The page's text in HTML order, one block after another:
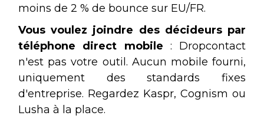
moins de 2 % de bounce sur EU/FR.
Vous voulez joindre des décideurs par
téléphone direct mobile : Dropcontact
n'est pas votre outil. Aucun mobile fourni,
uniquement des standards fixes
d'entreprise. Regardez Kaspr, Cognism ou
Lusha à la place.